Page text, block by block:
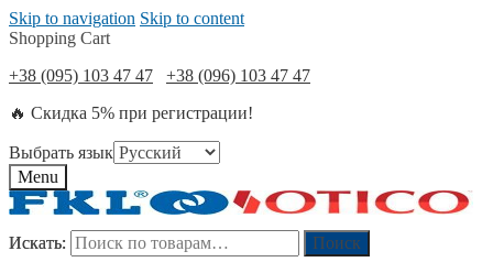
Skip to navigation Skip to content
Shopping Cart
+38 (095) 103 47 47
+38 (096) 103 47 47
🔥 Скидка 5% при регистрации!
Выбрать язык
Menu
Искать: Поиск
Искать: Поиск